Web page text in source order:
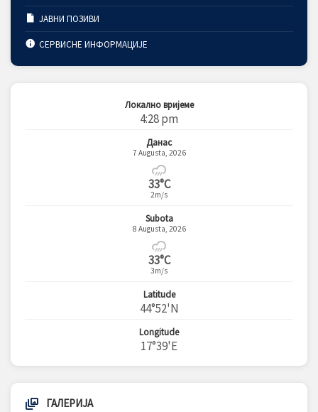
ЈАВНИ ПОЗИВИ
СЕРВИСНЕ ИНФОРМАЦИЈЕ
Локално вријеме
4:28 pm
Данас
7 Augusta, 2026
33°C
2m/s
Subota
8 Augusta, 2026
33°C
3m/s
Latitude
44°52'N
Longitude
17°39'E
ГАЛЕРИЈА